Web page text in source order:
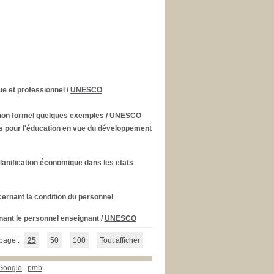
et professionnel / UNESCO
formel quelques exemples / UNESCO
pour l'éducation en vue du développement
économique dans les etats
la condition du personnel
le personnel enseignant/ UNESCO
: 25 50 100 Tout afficher
pmb